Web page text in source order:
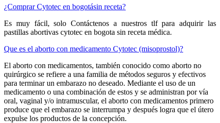
¿Comprar Cytotec en bogotásin receta?
Es muy fácil, solo Contáctenos a nuestros tlf para adquirir las
pastillas abortivas cytotec en bogota sin receta médica.
Que es el aborto con medicamento Cytotec (misoprostol)?
El aborto con medicamentos, también conocido como aborto no
quirúrgico se refiere a una familia de métodos seguros y efectivos
para terminar un embarazo no deseado. Mediante el uso de un
medicamento o una combinación de estos y se administran por vía
oral, vaginal y/o intramuscular, el aborto con medicamentos primero
produce que el embarazo se interrumpa y después logra que el útero
expulse los productos de la concepción.